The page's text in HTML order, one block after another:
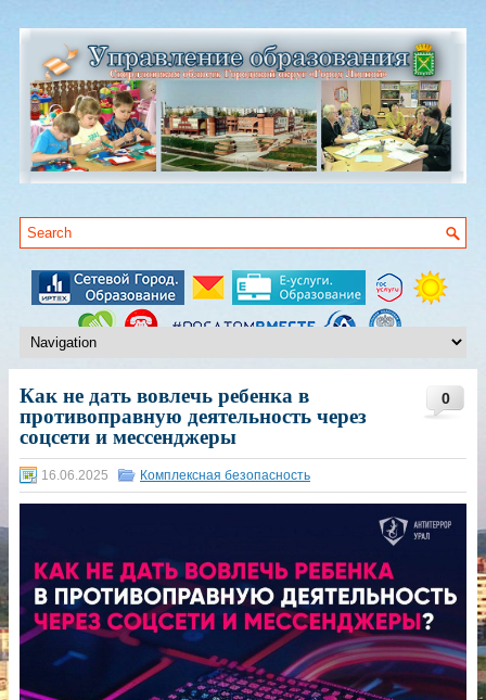
0
Как не дать вовлечь ребенка в
противоправную деятельность через
соцсети и мессенджеры
16.06.2025 Комплексная безопасность